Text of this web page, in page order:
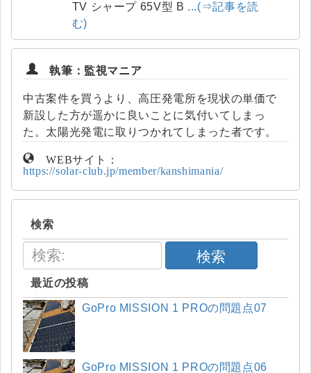
TV シャープ 65V型 B ...(⇒記事を読
む)
執筆：監視マニア
中古案件を買うより、高圧発電所を現状の単価で
新設した方が遥かに良いことに気付いてしまっ
た。太陽光発電に取りつかれてしまった者です。
WEBサイト：
https://solar-club.jp/member/kanshimania/
検索
検索
最近の投稿
GoPro MISSION 1 PROの問題点07
GoPro MISSION 1 PROの問題点06